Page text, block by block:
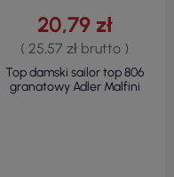
20,79 zł
( 25,57 zł brutto )
Top damski sailor top 806
granatowy Adler Malfini